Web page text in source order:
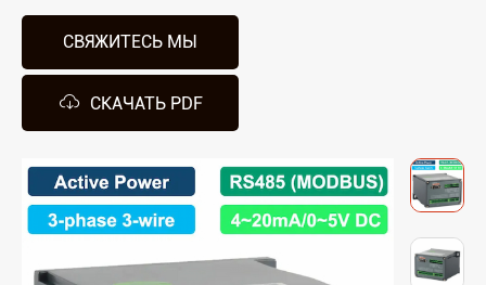
СВЯЖИТЕСЬ МЫ
 СКАЧАТЬ PDF